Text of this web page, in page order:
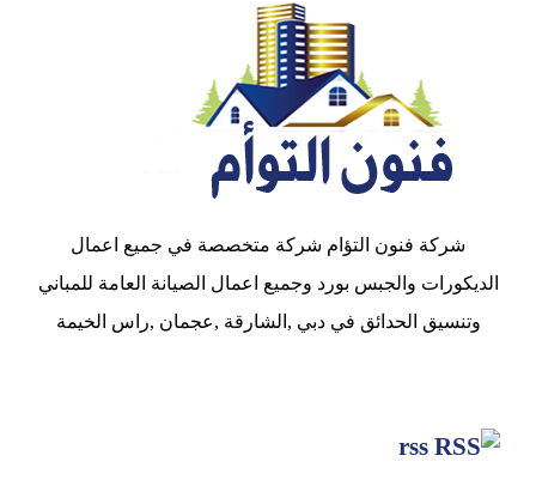
شركة فنون التؤام شركة متخصصة في جميع اعمال
الديكورات والجبس بورد وجميع اعمال الصيانة العامة للمباني
وتنسيق الحدائق في دبي ,الشارقة ,عجمان ,راس الخيمة
rss